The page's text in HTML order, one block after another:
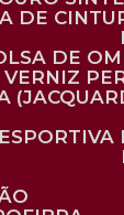
DE
DE
VERNIZ